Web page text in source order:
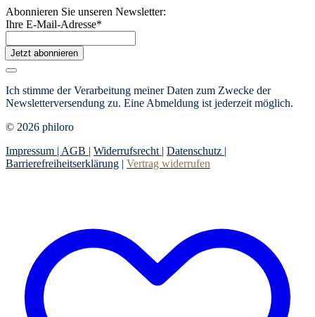
Abonnieren Sie unseren Newsletter:
Ihre E-Mail-Adresse*
Jetzt abonnieren
Ich stimme der Verarbeitung meiner Daten zum Zwecke der
Newsletterversendung zu. Eine Abmeldung ist jederzeit möglich.
© 2026 philoro
Impressum | AGB | Widerrufsrecht | Datenschutz |
Barrierefreiheitserklärung | Vertrag widerrufen